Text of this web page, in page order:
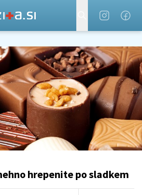
hrepenite po sladkem